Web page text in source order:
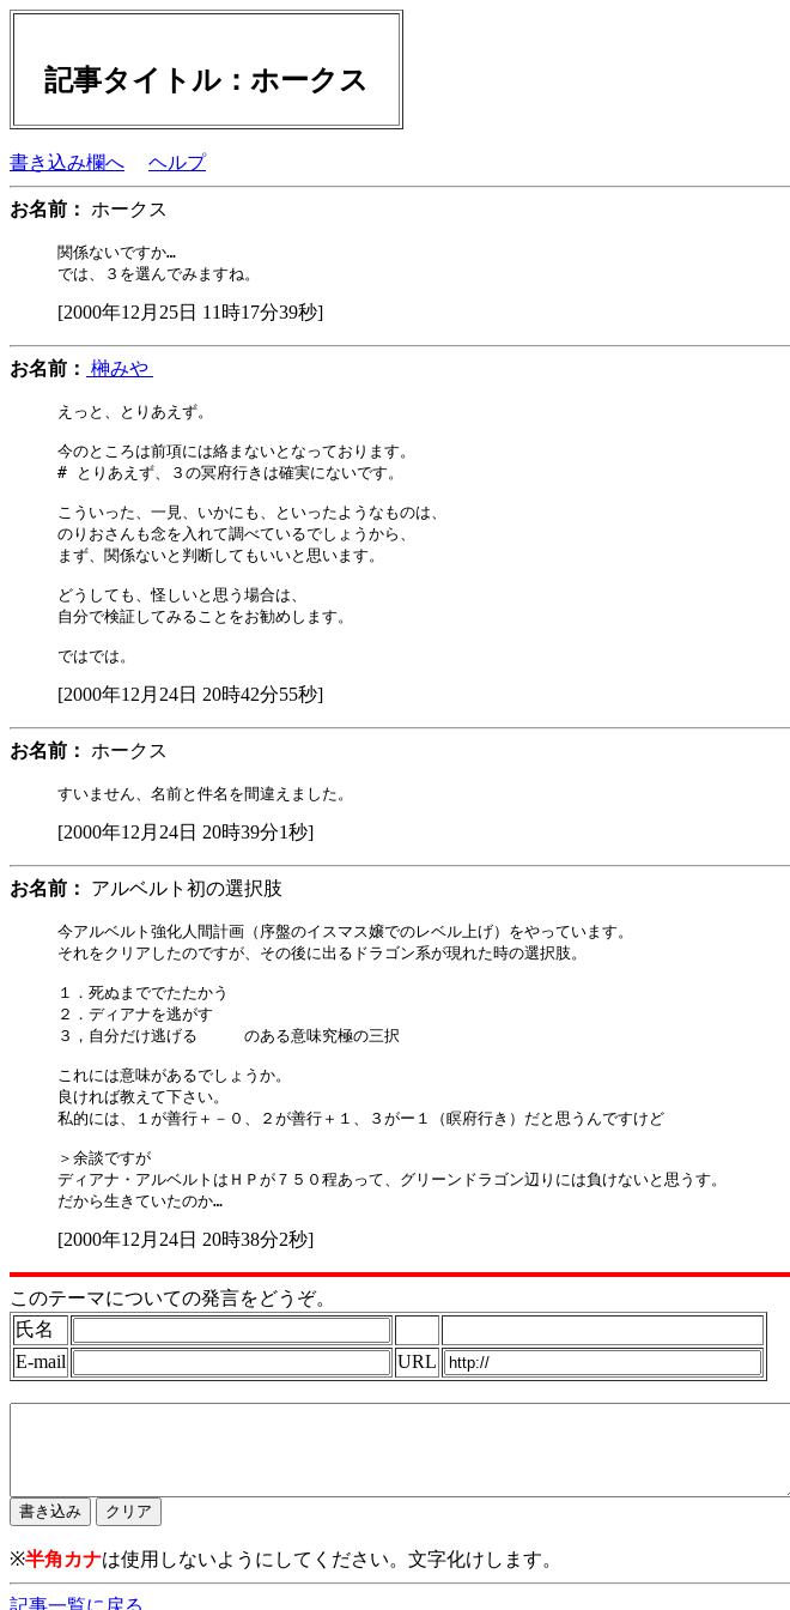
記事タイトル：ホークス
書き込み欄へ ヘルプ
お名前： ホークス
関係ないですか…
[2000年12月25日 11時17分39秒]
お名前： 榊みや
えっと、とりあえず。
今のところは前項には絡まないとなっております。
# とりあえず、３の冥府行きは確実にないです。
こういった、一見、いかにも、といったようなものは、
のりおさんも念を入れて調べているでしょうから、
まず、関係ないと判断してもいいと思います。
どうしても、怪しいと思う場合は、
自分で検証してみることをお勧めします。
[2000年12月24日 20時42分55秒]
お名前： ホークス
[2000年12月24日 20時39分1秒]
お名前： アルベルト初の選択肢
今アルベルト強化人間計画（序盤のイスマス嬢でのレベル上げ）をやっています。
それをクリアしたのですが、その後に出るドラゴン系が現れた時の選択肢。
１．死ぬまででたたかう
２．ディアナを逃がす
３，自分だけ逃げる　　　のある意味究極の三択
これには意味があるでしょうか。
良ければ教えて下さい。
私的には、１が善行＋－０、２が善行＋１、３がー１（瞑府行き）だと思うんですけど
＞余談ですが
ディアナ・アルベルトはＨＰが７５０程あって、グリーンドラゴン辺りには負けないと思うす。
[2000年12月24日 20時38分2秒]
このテーマについての発言をどうぞ。
氏名
E-mail
URL
※半角カナは使用しないようにしてください。文字化けします。
記事一覧に戻る